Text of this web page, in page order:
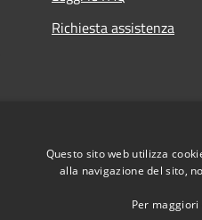
Richiesta assistenza
Questo sito web utilizza
alla navigazione del sito,
Per